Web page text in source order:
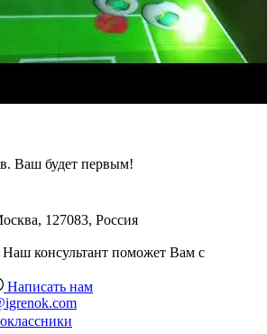
Ваш будет первым!
127083, Россия
Наш консультант поможет Вам с
Написать нам